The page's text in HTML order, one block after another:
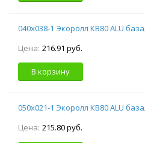
040х038-1 Экоролл КВ80 ALU
Цена: 216.91 руб.
В корзину
050х021-1 Экоролл КВ80 ALU
Цена: 215.80 руб.